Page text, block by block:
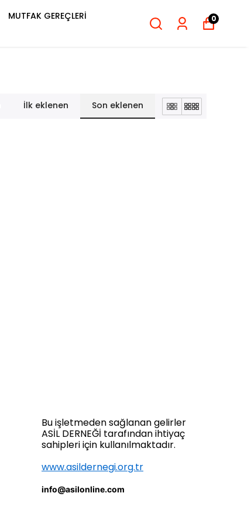
MUTFAK GEREÇLERİ
0
İlk eklenen Son eklenen
Bu işletmeden sağlanan gelirler
ASİL DERNEĞİ tarafından ihtiyaç
sahipleri için kullanılmaktadır.
www.asildernegi.org.tr
info@asilonline.com